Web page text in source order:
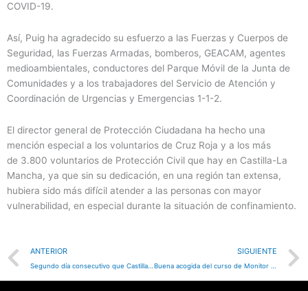
COVID-19.
Así, Puig ha agradecido su esfuerzo a las Fuerzas y Cuerpos de
Seguridad, las Fuerzas Armadas, bomberos, GEACAM, agentes
medioambientales, conductores del Parque Móvil de la Junta de
Comunidades y a los trabajadores del Servicio de Atención y
Coordinación de Urgencias y Emergencias 1-1-2.
El director general de Protección Ciudadana ha hecho una
mención especial a los voluntarios de Cruz Roja y a los más
de 3.800 voluntarios de Protección Civil que hay en Castilla-La
Mancha, ya que sin su dedicación, en una región tan extensa,
hubiera sido más difícil atender a las personas con mayor
vulnerabilidad, en especial durante la situación de confinamiento.
Prev
ANTERIOR SIGUIENTE